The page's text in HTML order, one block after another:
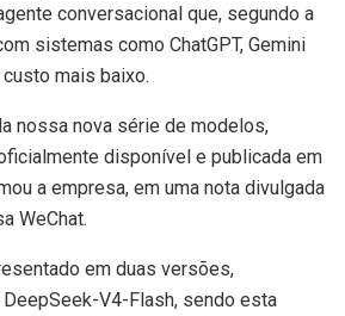
conversacional que, segundo a
sistemas como ChatGPT, Gemini
mais baixo.
nossa nova série de modelos,
disponível e publicada em
a empresa, em uma nota divulgada
WeChat.
em duas versões,
V4-Flash, sendo esta